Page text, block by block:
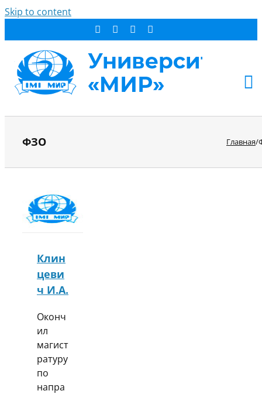
Skip to content
СТУДЕНТУ
НОВОСТИ
КОНТАКТЫ
ФЗО Главная/
Клин
цеви
ч И.А.
Оконч
ил
магист
ратуру
по
напра